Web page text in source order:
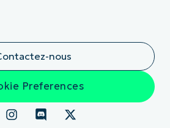
nous
Preferences